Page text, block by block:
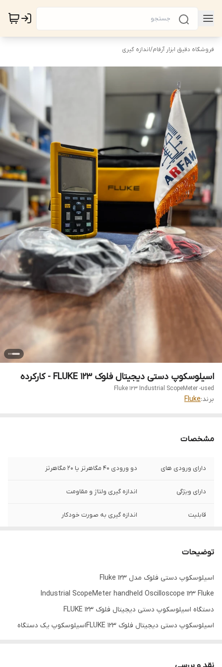
فروشگاه دقیق ابزار آرفام/اندازه گیری
اسیلوسکوپ دستی دیجیتال فلوک FLUKE 123 - کارکرده
Fluke 123 Industrial ScopeMeter -used
برند:Fluke
مشخصات
دارای ورودی های دو ورودی ۴۰ مگاهرتز یا ۲۰ مگاهرتز
دارای ویژگی اندازه گیری ولتاژ و مقاومت
قابلیت اندازه گیری به صورت خودکار
توضیحات
اسیلوسکوپ دستی فلوک مدل Fluke 123
Industrial ScopeMeter handheld Oscilloscope 123 Fluke
دستگاه اسیلوسکوپ دستی دیجیتال فلوک FLUKE 123
اسیلوسکوپ دستی دیجیتال فلوک FLUKE 123اسیلوسکوپ یک دستگاه